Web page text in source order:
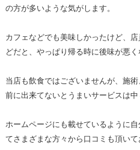
の方が多いような気がします。
カフェなどでも美味しかったけど、
どだと、やっぱり帰る時に後味が悪く
当店も飲食ではございませんが、施
前に出来てないとうまいサービスは
ホームページにも載せているように
てさまざまな方々から口コミも頂いて